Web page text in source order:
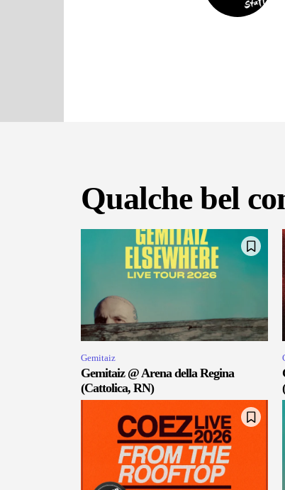
Qualche bel
Gemitaiz
Gemitaiz @ Arena della Regina
(Cattolica, RN)